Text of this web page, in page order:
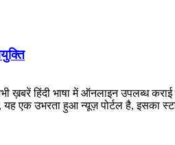
हिंदी भाषा में ऑनलाइन उपलब्ध कराई
एक उभरता हुआ न्यूज़ पोर्टल है, इसका